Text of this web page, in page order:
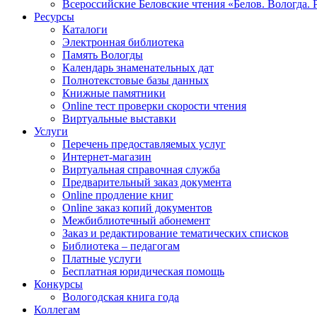
Всероссийские Беловские чтения «Белов. Вологда.
Ресурсы
Каталоги
Электронная библиотека
Память Вологды
Календарь знаменательных дат
Полнотекстовые базы данных
Книжные памятники
Online тест проверки скорости чтения
Виртуальные выставки
Услуги
Перечень предоставляемых услуг
Интернет-магазин
Виртуальная справочная служба
Предварительный заказ документа
Online продление книг
Online заказ копий документов
Межбиблиотечный абонемент
Заказ и редактирование тематических списков
Библиотека – педагогам
Платные услуги
Бесплатная юридическая помощь
Конкурсы
Вологодская книга года
Коллегам